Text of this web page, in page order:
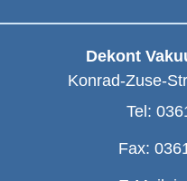
Dekont
Konrad-Zuse-
Tel:
Fax: